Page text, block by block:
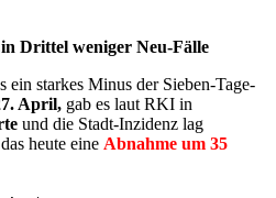
Drittel weniger Neu-Fälle
ein starkes Minus der Sieben-Tage-
April, gab es laut RKI in
und die Stadt-Inzidenz lag
heute eine Abnahme um 35